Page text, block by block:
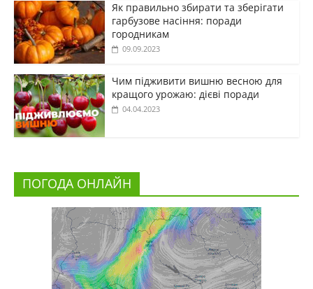
Як правильно збирати та зберігати
гарбузове насіння: поради
городникам
09.09.2023
Чим підживити вишню весною для
кращого урожаю: дієві поради
04.04.2023
ПОГОДА ОНЛАЙН